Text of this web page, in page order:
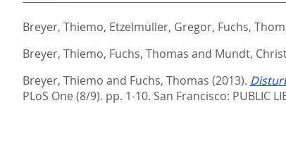
Breyer, Thiemo, Etzelmüller, Gregor, Fuchs,
Breyer, Thiemo, Fuchs, Thomas and Mundt,
Breyer, Thiemo and Fuchs, Thomas (2013).
PLoS One (8/9). pp. 1-10. San Francisco: PUBLIC